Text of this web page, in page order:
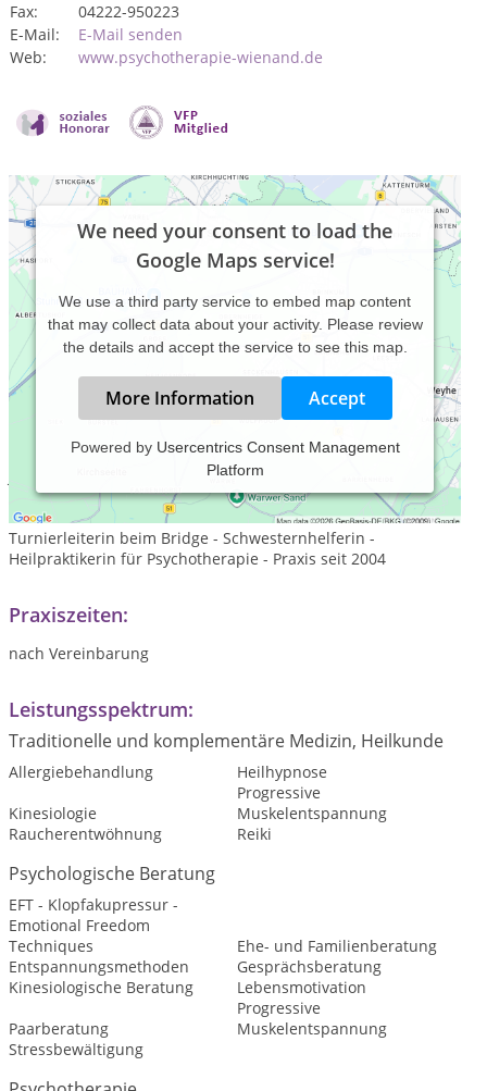
Fax:
04222-950223
E-Mail:
E-Mail senden
Web:
www.psychotherapie-wienand.de
We need your consent to load the
Google Maps service!
We use a third party service to embed map content
that may collect data about your activity. Please review
the details and accept the service to see this map.
More Information Accept
Powered by Usercentrics Consent Management
Platform
Jahrgang 1948, 2 Söhne, 6 Enkel, 3 Urenkel - Bankkauffrau -
Übungsleiterin für Turnen, Gymnastik, Leichtathletik +
Schwimmen - Dozentin an der Volkshochschule -
Turnierleiterin beim Bridge - Schwesternhelferin -
Heilpraktikerin für Psychotherapie - Praxis seit 2004
Praxiszeiten:
nach Vereinbarung
Leistungsspektrum:
Traditionelle und komplementäre Medizin, Heilkunde
Allergiebehandlung
Heilhypnose
Kinesiologie
Progressive
Muskelentspannung
Raucherentwöhnung
Reiki
Psychologische Beratung
EFT - Klopfakupressur -
Emotional Freedom
Techniques
Ehe- und Familienberatung
Entspannungsmethoden
Gesprächsberatung
Kinesiologische Beratung
Lebensmotivation
Paarberatung
Progressive
Muskelentspannung
Stressbewältigung